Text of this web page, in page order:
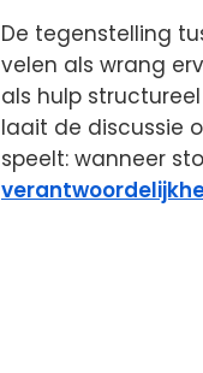
De tegenstelling
velen als wrang
als hulp
laait de discussie
speelt: wanneer